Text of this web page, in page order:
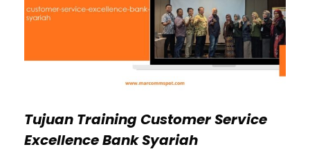
Tujuan Training Customer Service
Excellence Bank Syariah